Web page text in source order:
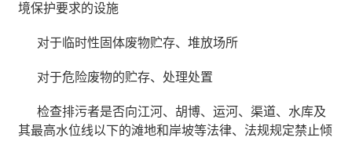
境保护要求的设施
对于临时性固体废物贮存、堆放场所
对于危险废物的贮存、处理处置
检查排污者是否向江河、胡博、运河、渠道、水库及
其最高水位线以下的滩地和岸坡等法律、法规规定禁止倾